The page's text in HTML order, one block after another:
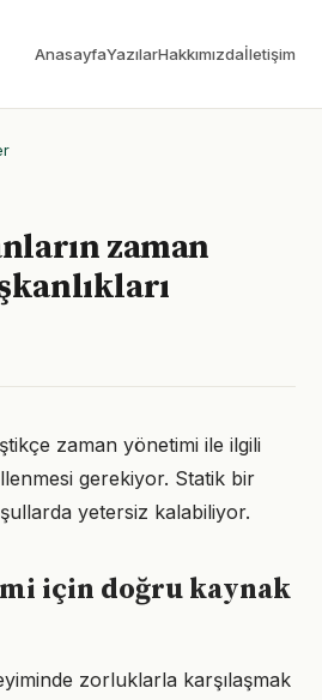
AnasayfaYazılarHakkımızdaİletişim
zaman
zaman yönetimi ile ilgili
gerekiyor. Statik bir
yetersiz kalabiliyor.
için doğru kaynak
zorluklarla karşılaşmak